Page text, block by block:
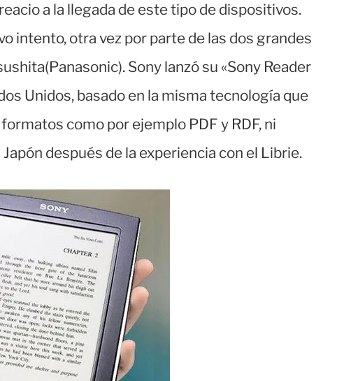
a la llegada de este tipo de dispositivos.
intento, otra vez por parte de las dos grandes
Sony lanzó su «Sony Reader
Unidos, basado en la misma tecnología que
como por ejemplo PDF y RDF, ni
después de la experiencia con el Librie.